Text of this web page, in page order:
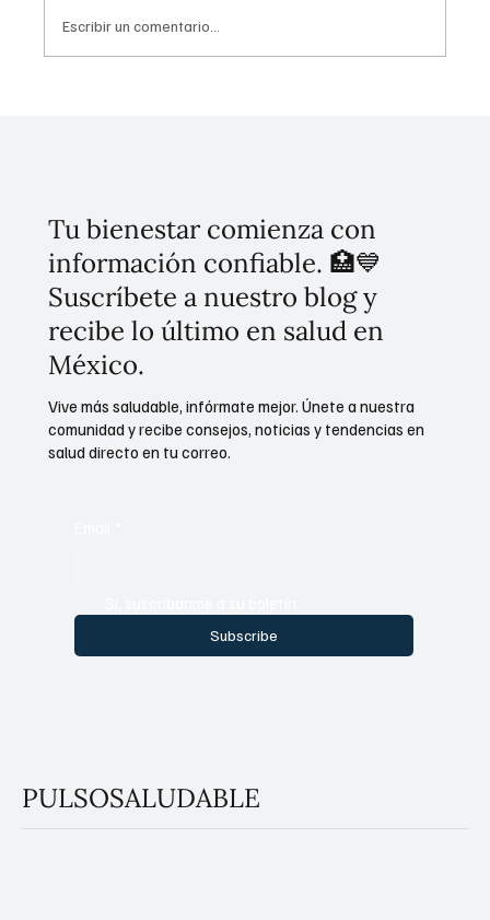
Escribir un comentario...
Tu bienestar comienza con
información confiable. 🏥💙
Suscríbete a nuestro blog y
recibe lo último en salud en
México.
Subscribe
Vive más saludable, infórmate mejor. Únete a nuestra
comunidad y recibe consejos, noticias y tendencias en
salud directo en tu correo.
PULSOSALUDABLE